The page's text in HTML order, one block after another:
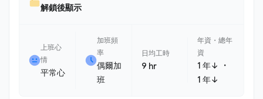
解鎖後顯示
上班心
情
平常心
加班頻
率
偶爾加
班
日均工時
9 hr
年資・總年
資
1 年↓ ・
1 年↓